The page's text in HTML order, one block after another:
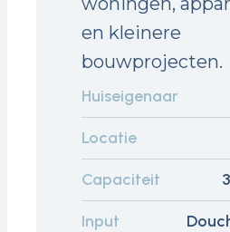
en kleinere
bouwprojecten.
Huiseigenaar
Locatie
Capaciteit
Input